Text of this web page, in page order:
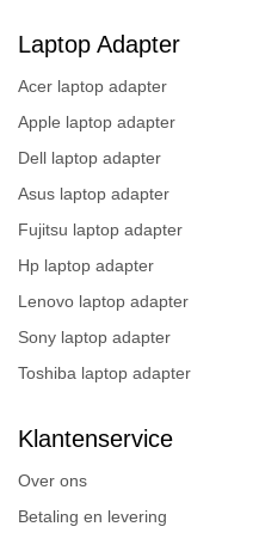
Laptop Adapter
Acer laptop adapter
Apple laptop adapter
Dell laptop adapter
Asus laptop adapter
Fujitsu laptop adapter
Hp laptop adapter
Lenovo laptop adapter
Sony laptop adapter
Toshiba laptop adapter
Klantenservice
Over ons
Betaling en levering